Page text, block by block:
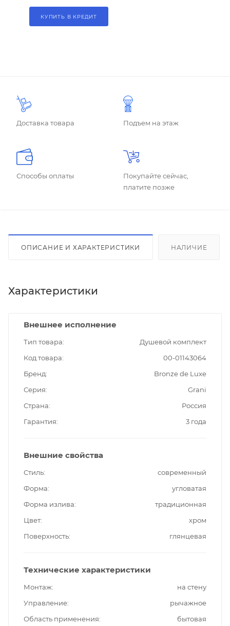
КУПИТЬ В КРЕДИТ
Доставка товара Подъем на этаж
Способы оплаты
Покупайте сейчас,
платите позже
ОПИСАНИЕ И ХАРАКТЕРИСТИКИ НАЛИЧИЕ
Характеристики
Внешнее исполнение
Тип товара
Душевой комплект
Код товара
00-01143064
Бренд
Bronze de Luxe
Серия
Grani
Страна
Россия
Гарантия
3 года
Внешние свойства
Стиль
современный
Форма
угловатая
Форма излива
традиционная
Цвет
хром
Поверхность
глянцевая
Технические характеристики
Монтаж
на стену
Управление
рычажное
Область применения
бытовая